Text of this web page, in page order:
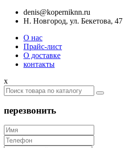
denis@koperniknn.ru
Н. Новгород, ул. Бекетова,
О нас
Прайс-лист
О доставке
контакты
x
перезвонить